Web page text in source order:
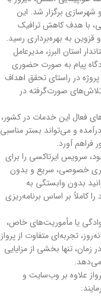
برگزار شد. این
با هدف کاهش ترافیک
قزوین به بهره‌برداری رسید.
استان البرز، مدیرعامل
پیام به صورت حضوری
در راستای تحقق اهداف
صورت‌گرفته در
فعال این خدمات در کشور،
پایپر ۳۱ و پایپر ۳۴ به اجرا درآمده و می‌تواند بستر مناسبی
آورد.
سرویس ایرتاکسی را برای
خصوصی، سریع و بدون
بدون وابستگی به
کاملاً بر اساس برنامه‌ریزی
یا مأموریت‌های خاص،
تجربه‌ای متفاوت از پرواز
تنها بخشی از مزایایی
می‌دهد.
علاوه بر وب‌سایت و